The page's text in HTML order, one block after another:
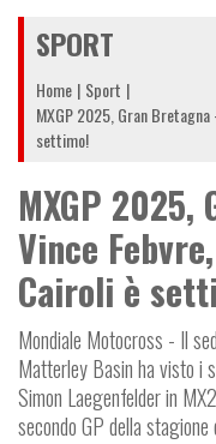
SPORT
Home Sport
MXGP 2025, Gran
settimo!
MXGP
Vince
Cairoli è
Mondiale Motocross - Il
Matterley Basin ha visto i
Simon Laegenfelder in
secondo GP della